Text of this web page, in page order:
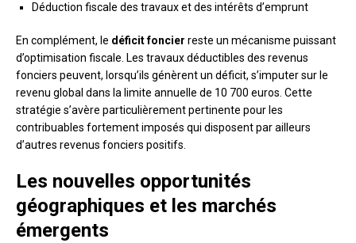
Déduction fiscale des travaux et des intérêts d’emprunt
En complément, le déficit foncier reste un mécanisme puissant
d’optimisation fiscale. Les travaux déductibles des revenus
fonciers peuvent, lorsqu’ils génèrent un déficit, s’imputer sur le
revenu global dans la limite annuelle de 10 700 euros. Cette
stratégie s’avère particulièrement pertinente pour les
contribuables fortement imposés qui disposent par ailleurs
d’autres revenus fonciers positifs.
Les nouvelles opportunités
géographiques et les marchés
émergents